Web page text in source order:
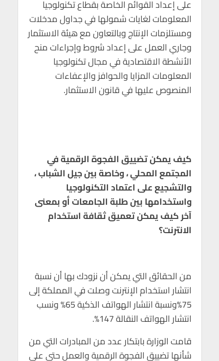
على إعداد القوائم الخاصة بقطاع تكنولوجيا
المعلومات لغايات شمولها في جداول مدخلات
ومستلزمات الإنتاج وبالتعاون مع هيئة الاستثمار
وجاري العمل على إعداد شروط وإجراءات منح
الأنشطة الاقتصادية في مجال تكنولوجيا
المعلومات المزايا والحوافز والإعفاءات
المنصوص عليها في قانون الاستثمار.
كيف يمكن تضييق الفجوة الرقمية في
المجتمع المحلي ، وخاصة بين جيل الشباب ،
والتشجيع على اعتماد التكنولوجيا
واستخدامها بين طلبة الجامعات أو بمعنى
آخر كيف يمكن تعميق ثقافة استخدام
الانترنت؟
من الحقائق التي يمكن أن نزودك بها أن نسبة
انتشار استخدام الإنترنت وصلت في المملكة إلى
75%ونسبة انتشار الهواتف الذكية 65% ونسب
انتشار الهواتف النقالة 147%.
قامت الوزارة بابتكار عدد من المبادرات التي من
شأنها تضييق الفجوة الرقمية والعمل حتى على